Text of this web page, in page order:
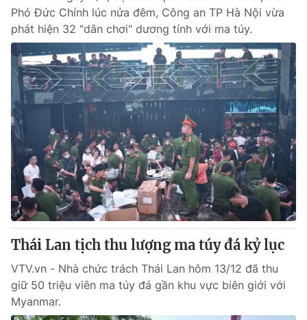
Phó Đức Chính lúc nửa đêm, Công an TP Hà Nội vừa
phát hiện 32 "dân chơi" dương tính với ma túy.
Thái Lan tịch thu lượng ma túy đá kỷ lục
VTV.vn - Nhà chức trách Thái Lan hôm 13/12 đã thu
giữ 50 triệu viên ma túy đá gần khu vực biên giới với
Myanmar.